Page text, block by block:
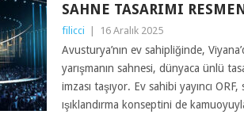
SAHNE TASARIMI
filicci 16 Aralık 2025
Avusturya’nın ev sahipliğinde,
yarışmanın sahnesi, dünyaca ünlü
imzası taşıyor. Ev sahibi yayıncı
ışıklandırma konseptini de